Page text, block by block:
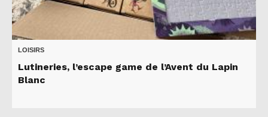
LOISIRS
Lutineries, l’escape game de l’Avent du Lapin
Blanc